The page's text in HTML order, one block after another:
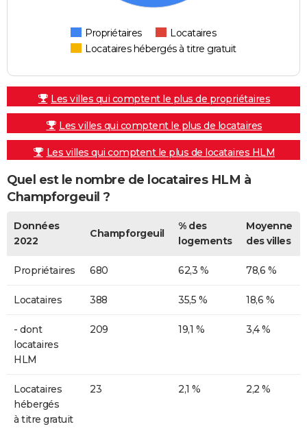
Propriétaires
Locataires
Locataires hébergés à titre gratuit
Les villes qui comptent le plus de propriétaires
Les villes qui comptent le plus de locataires
Les villes qui comptent le plus de locataires HLM
Quel est le nombre de locataires HLM à
Champforgeuil ?
Données
2022
Champforgeuil
% des
logements
Moyenne
des villes
Propriétaires 680 62,3 % 78,6 %
Locataires 388 35,5 % 18,6 %
- dont
locataires
HLM
209 19,1 % 3,4 %
Locataires
hébergés
à titre gratuit
23 2,1 % 2,2 %